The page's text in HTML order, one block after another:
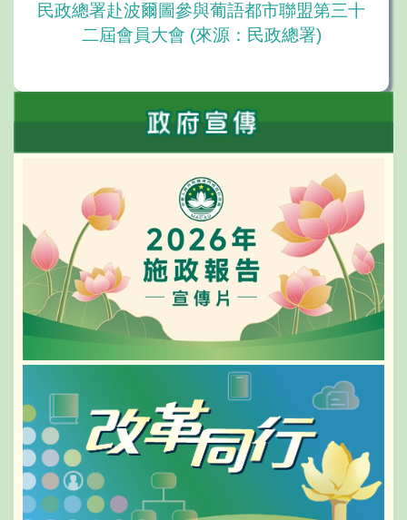
民政總署赴波爾圖參與葡語都市聯盟第三十
二屆會員大會 (來源：民政總署)